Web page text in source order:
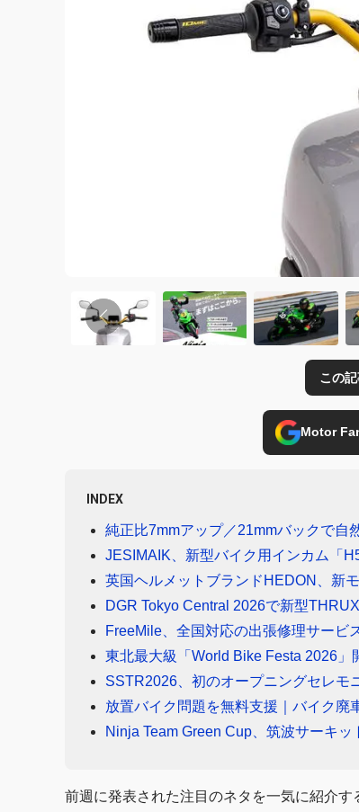
この
Motor
INDEX
純正比7mmアップ／21mmバックで自
JESIMAIK、新型バイク用インカム「
英国ヘルメットブランドHEDON、新
DGR Tokyo Central 2026で新型
FreeMile、全国対応の出張修理サービ
東北最大級「World Bike Festa 2026
SSTR2026、初のオープニングセレモ
放置バイク問題を無料支援｜バイク廃
Ninja Team Green Cup、筑波サーキ
前週に発表された注目のネタを一気に紹介